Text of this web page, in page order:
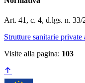
Art. 41, c. 4, d.lgs. n. 33/
Strutture sanitarie private
Visite alla pagina: 103